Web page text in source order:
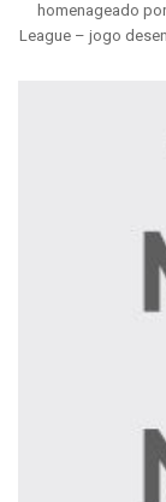
homenageado
League – jogo